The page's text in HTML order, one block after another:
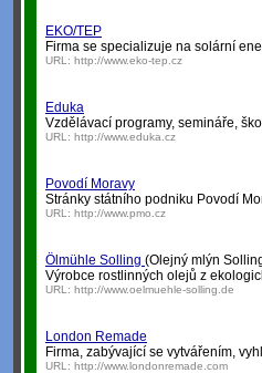
EKO/TEP
Firma se specializuje na solární
URL: http://www.eko-tep.cz
Eduka
Vzdělávací programy, semináře,
URL: http://www.eduka.cz
Povodí Moravy
Stránky státního podniku Povodí
URL: http://www.pmo.cz
Ölmühle Solling (Olejný mlýn
Výrobce rostlinných olejů z
URL: http://www.oelmuehle-solling.de
London Remade
Firma, zabývající se vytvářením,
URL: http://www.londonremade.com